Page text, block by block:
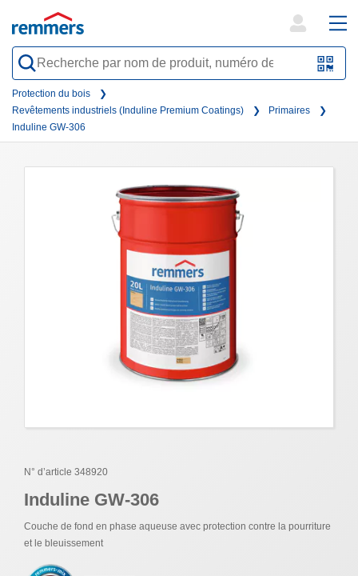
QR-
oder
search
form
Protection du bois
Revêtements industriels (Induline Premium Coatings)
Primaires
Induline GW-306
N° d’article 348920
Induline GW-306
Couche de fond en phase aqueuse avec protection contre la pourriture
et le bleuissement